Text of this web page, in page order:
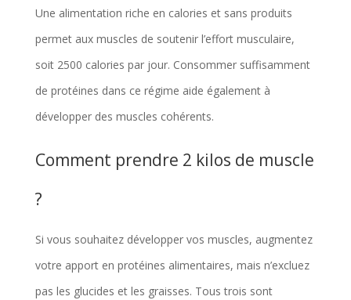
Une alimentation riche en calories et sans produits
permet aux muscles de soutenir l’effort musculaire,
soit 2500 calories par jour. Consommer suffisamment
de protéines dans ce régime aide également à
développer des muscles cohérents.
Comment prendre 2 kilos de muscle
?
Si vous souhaitez développer vos muscles, augmentez
votre apport en protéines alimentaires, mais n’excluez
pas les glucides et les graisses. Tous trois sont